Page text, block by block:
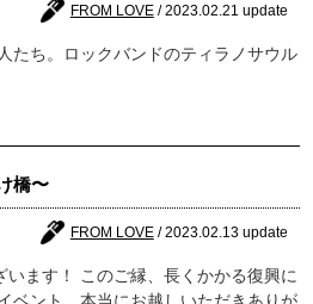
FROM LOVE/ 2023.02.21 update
たち。ロックバンドのティラノサウル
橋〜
FROM LOVE/ 2023.02.13 update
います！ このご縁、長くかかる復興に